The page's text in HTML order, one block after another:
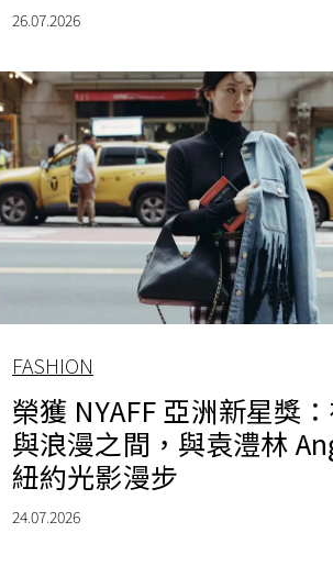
26.07.2026
FASHION
榮獲 NYAFF 亞洲新星獎
與浪漫之間，與袁澧林
紐約光影漫步
24.07.2026